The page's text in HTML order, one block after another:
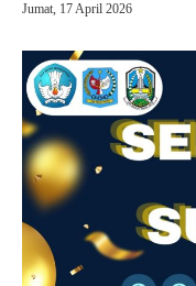
Jumat, 17 April 2026